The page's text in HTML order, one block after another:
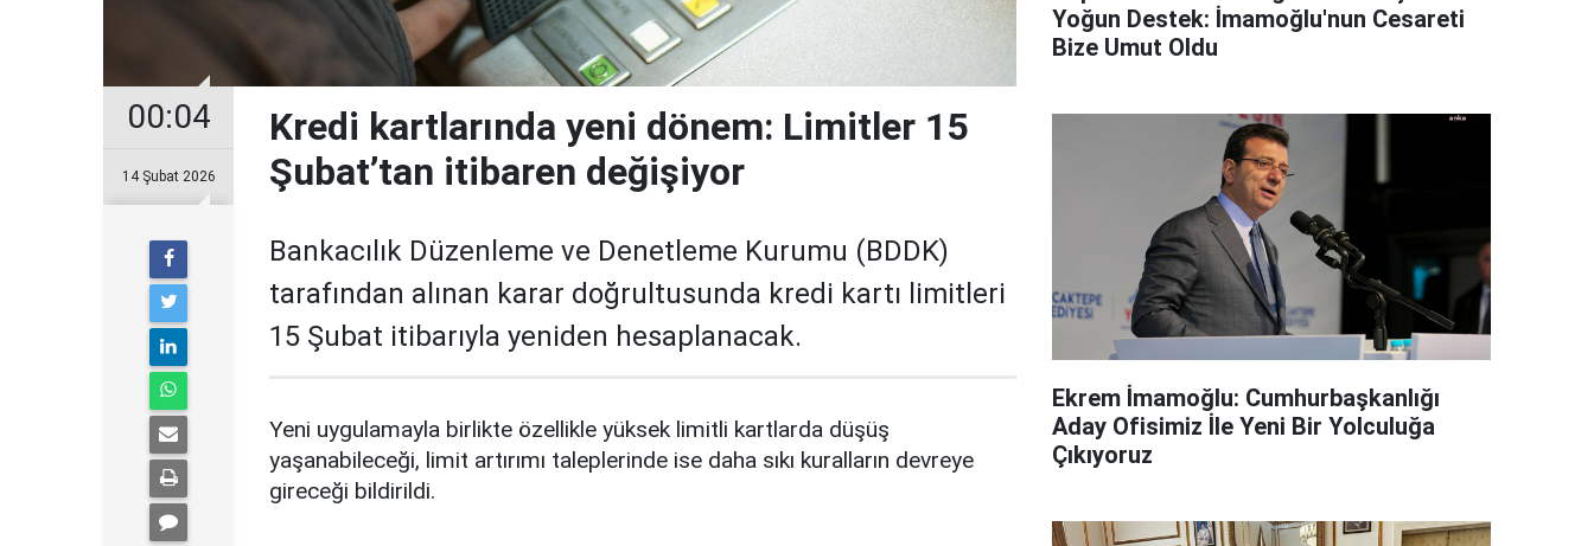
00:04
14 Şubat 2026
Kredi kartlarında yeni dönem: Limitler 15
Şubat’tan itibaren değişiyor
Bankacılık Düzenleme ve Denetleme Kurumu (BDDK)
tarafından alınan karar doğrultusunda kredi kartı limitleri
15 Şubat itibarıyla yeniden hesaplanacak.
Yeni uygulamayla birlikte özellikle yüksek limitli kartlarda düşüş
yaşanabileceği, limit artırımı taleplerinde ise daha sıkı kuralların devreye
gireceği bildirildi.
Yoğun Destek: İmamoğlu'nun Cesareti
Bize Umut Oldu
Ekrem İmamoğlu: Cumhurbaşkanlığı
Aday Ofisimiz İle Yeni Bir Yolculuğa
Çıkıyoruz